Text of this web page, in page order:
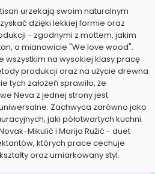
urzekają swoim naturalnym
dzięki lekkiej formie oraz
- zgodnymi z mottem, jakim
a mianowicie "We love wood".
wszystkim na wysokiej klasy pracę
produkcji oraz na użycie drewna
tych założeń sprawiło, że
Neva z jednej strony jest
Zachwyca zarówno jako
jaki półotwartych kuchni.
Mikulić i Marija Ružić - duet
których prace cechuje
oraz umiarkowany styl.